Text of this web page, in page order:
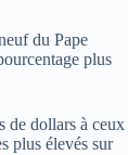
du Pape
plus
de dollars à ceux
plus élevés sur